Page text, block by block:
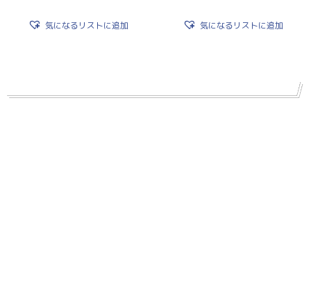
気になるリストに追加 気になるリストに追加